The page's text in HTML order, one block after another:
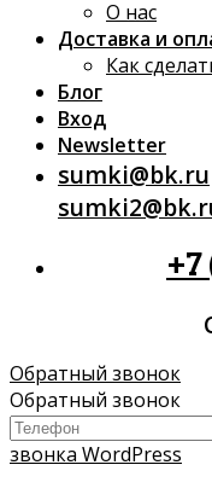
О нас
Доставка и
Как
Блог
Вход
Newsletter
sumki@bk.ru
+7
Обратный звонок
Обратный звонок
звонка WordPress